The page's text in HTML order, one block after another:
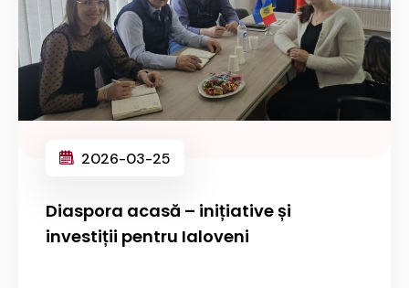
2026-03-25
Diaspora acasă – inițiative și
investiții pentru Ialoveni